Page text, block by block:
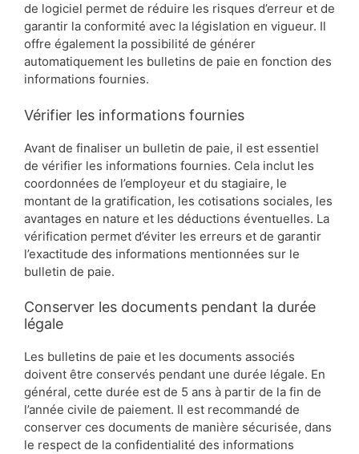
de logiciel permet de réduire les risques d’erreur et de
garantir la conformité avec la législation en vigueur. Il
offre également la possibilité de générer
automatiquement les bulletins de paie en fonction des
informations fournies.
Vérifier les informations fournies
Avant de finaliser un bulletin de paie, il est essentiel
de vérifier les informations fournies. Cela inclut les
coordonnées de l’employeur et du stagiaire, le
montant de la gratification, les cotisations sociales, les
avantages en nature et les déductions éventuelles. La
vérification permet d’éviter les erreurs et de garantir
l’exactitude des informations mentionnées sur le
bulletin de paie.
Conserver les documents pendant la durée
légale
Les bulletins de paie et les documents associés
doivent être conservés pendant une durée légale. En
général, cette durée est de 5 ans à partir de la fin de
l’année civile de paiement. Il est recommandé de
conserver ces documents de manière sécurisée, dans
le respect de la confidentialité des informations